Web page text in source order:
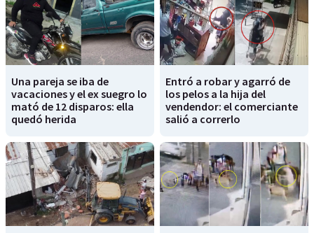
Una pareja se iba de
vacaciones y el ex suegro lo
mató de 12 disparos: ella
quedó herida
Entró a robar y agarró de
los pelos a la hija del
vendendor: el comerciante
salió a correrlo